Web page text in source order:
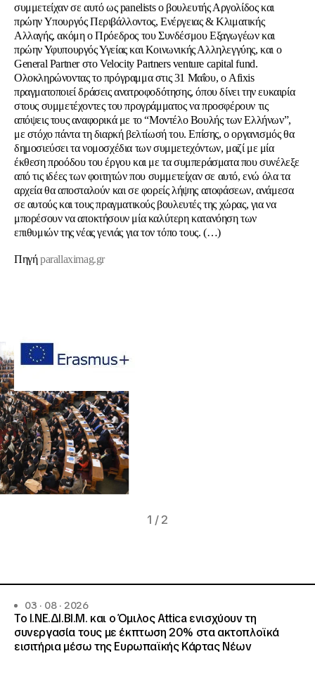
συμμετείχαν σε αυτό ως panelists ο βουλευτής Αργολίδος και
πρώην Υπουργός Περιβάλλοντος, Ενέργειας & Κλιματικής
Αλλαγής, ακόμη ο Πρόεδρος του Συνδέσμου Εξαγωγέων και
πρώην Υφυπουργός Υγείας και Κοινωνικής Αλληλεγγύης, και ο
General Partner στο Velocity Partners venture capital fund.
Ολοκληρώνοντας το πρόγραμμα στις 31 Μαΐου, ο Afixis
πραγματοποιεί δράσεις ανατροφοδότησης, όπου δίνει την ευκαιρία
στους συμμετέχοντες του προγράμματος να προσφέρουν τις
απόψεις τους αναφορικά με το “Μοντέλο Βουλής των Ελλήνων”,
με στόχο πάντα τη διαρκή βελτίωσή του. Επίσης, ο οργανισμός θα
δημοσιεύσει τα νομοσχέδια των συμμετεχόντων, μαζί με μία
έκθεση προόδου του έργου και με τα συμπεράσματα που συνέλεξε
από τις ιδέες των φοιτητών που συμμετείχαν σε αυτό, ενώ όλα τα
αρχεία θα αποσταλούν και σε φορείς λήψης αποφάσεων, ανάμεσα
σε αυτούς και τους πραγματικούς βουλευτές της χώρας, για να
μπορέσουν να αποκτήσουν μία καλύτερη κατανόηση των
επιθυμιών της νέας γενιάς για τον τόπο τους. (…)
Πηγή parallaximag.gr
1 /2
03 · 08 · 2026
Το Ι.ΝΕ.ΔΙ.ΒΙ.Μ. και o Όμιλος Attica ενισχύουν τη
συνεργασία τους με έκπτωση 20% στα ακτοπλοϊκά
εισιτήρια μέσω της Ευρωπαϊκής Κάρτας Νέων